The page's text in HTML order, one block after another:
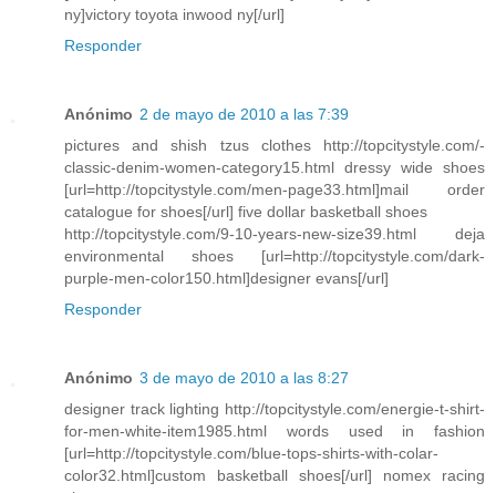
ny]victory toyota inwood ny[/url]
Responder
Anónimo 2 de mayo de 2010 a las 7:39
pictures and shish tzus clothes http://topcitystyle.com/-
classic-denim-women-category15.html dressy wide shoes
[url=http://topcitystyle.com/men-page33.html]mail order
catalogue for shoes[/url] five dollar basketball shoes
http://topcitystyle.com/9-10-years-new-size39.html deja
environmental shoes [url=http://topcitystyle.com/dark-
purple-men-color150.html]designer evans[/url]
Responder
Anónimo 3 de mayo de 2010 a las 8:27
designer track lighting http://topcitystyle.com/energie-t-shirt-
for-men-white-item1985.html words used in fashion
[url=http://topcitystyle.com/blue-tops-shirts-with-colar-
color32.html]custom basketball shoes[/url] nomex racing